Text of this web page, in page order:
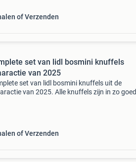
of Verzenden
set van lidl bosmini knuffels
van 2025
set van lidl bosmini knuffels uit de
van 2025. Alle knuffels zijn in zo goed
of Verzenden